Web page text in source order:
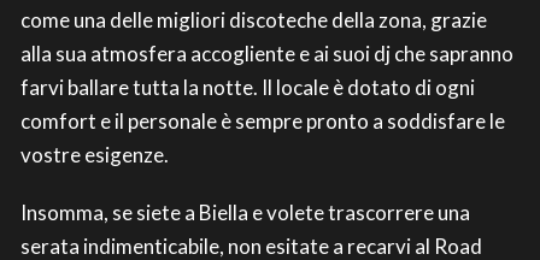
come una delle migliori discoteche della zona, grazie
alla sua atmosfera accogliente e ai suoi dj che sapranno
farvi ballare tutta la notte. Il locale è dotato di ogni
comfort e il personale è sempre pronto a soddisfare le
vostre esigenze.
Insomma, se siete a Biella e volete trascorrere una
serata indimenticabile, non esitate a recarvi al Road